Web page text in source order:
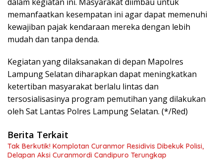
memanfaatkan kesempatan ini agar dapat memenuhi
kewajiban pajak kendaraan mereka dengan lebih
mudah dan tanpa denda.
Kegiatan yang dilaksanakan di depan Mapolres
Lampung Selatan diharapkan dapat meningkatkan
ketertiban masyarakat berlalu lintas dan
tersosialisasinya program pemutihan yang dilakukan
oleh Sat Lantas Polres Lampung Selatan. (*/Red)
Berita Terkait
Tak Berkutik! Komplotan Curanmor Residivis Dibekuk Polisi,
Delapan Aksi Curanmordi Candipuro Terungkap